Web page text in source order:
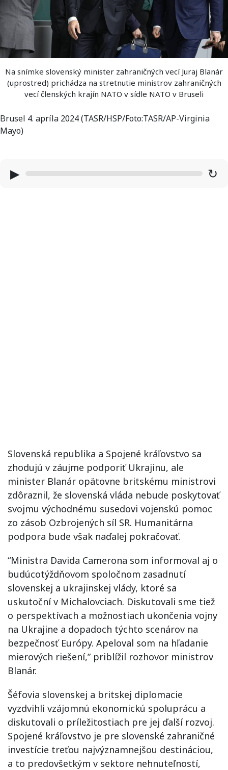
Na snímke slovenský minister zahraničných vecí Juraj Blanár
(uprostred) prichádza na stretnutie ministrov zahraničných
vecí členských krajín NATO v sídle NATO v Bruseli
Brusel 4. apríla 2024 (TASR/HSP/Foto:TASR/AP-Virginia
Mayo)
▶ ↻
Slovenská republika a Spojené kráľovstvo sa
zhodujú v záujme podporiť Ukrajinu, ale
minister Blanár opätovne britskému ministrovi
zdôraznil, že slovenská vláda nebude poskytovať
svojmu východnému susedovi vojenskú pomoc
zo zásob Ozbrojených síl SR. Humanitárna
podpora bude však naďalej pokračovať.
“Ministra Davida Camerona som informoval aj o
budúcotýždňovom spoločnom zasadnutí
slovenskej a ukrajinskej vlády, ktoré sa
uskutoční v Michalovciach. Diskutovali sme tiež
o perspektívach a možnostiach ukončenia vojny
na Ukrajine a dopadoch týchto scenárov na
bezpečnosť Európy. Apeloval som na hľadanie
mierových riešení,” priblížil rozhovor ministrov
Blanár.
Šéfovia slovenskej a britskej diplomacie
vyzdvihli vzájomnú ekonomickú spoluprácu a
diskutovali o príležitostiach pre jej ďalší rozvoj.
Spojené kráľovstvo je pre slovenské zahraničné
investície treťou najvýznamnejšou destináciou,
a to predovšetkým v sektore nehnuteľností,